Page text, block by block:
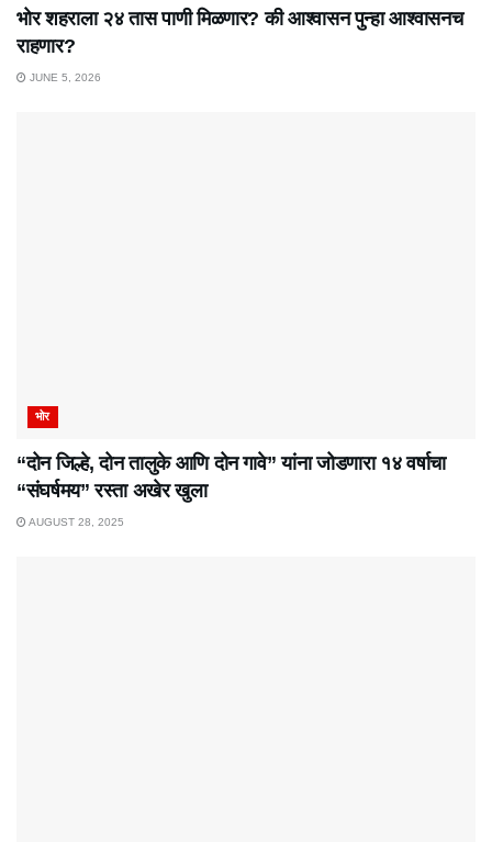
भोर शहराला २४ तास पाणी मिळणार? की आश्वासन पुन्हा आश्वासनच
राहणार?
JUNE 5, 2026
भोर
“दोन जिल्हे, दोन तालुके आणि दोन गावे” यांना जोडणारा १४ वर्षाचा
“संघर्षमय” रस्ता अखेर खुला
AUGUST 28, 2025